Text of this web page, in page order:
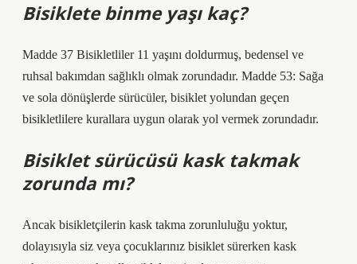
Bisiklete binme yaşı kaç?
Madde 37 Bisikletliler 11 yaşını doldurmuş, bedensel ve
ruhsal bakımdan sağlıklı olmak zorundadır. Madde 53: Sağa
ve sola dönüşlerde sürücüler, bisiklet yolundan geçen
bisikletlilere kurallara uygun olarak yol vermek zorundadır.
Bisiklet sürücüsü kask takmak
zorunda mı?
Ancak bisikletçilerin kask takma zorunluluğu yoktur,
dolayısıyla siz veya çocuklarınız bisiklet sürerken kask